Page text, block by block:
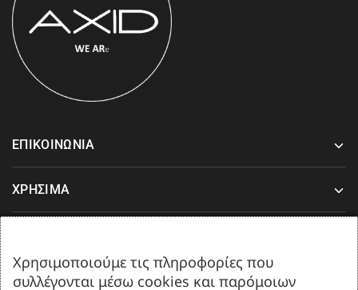
ΕΠΙΚΟΙΝΩΝΙΑ
ΧΡΗΣΙΜΑ
Δευτέρα-Παρασκευή 08:00-17:00
Χρησιμοποιούμε τις πληροφορίες που
συλλέγονται μέσω cookies και παρόμοιων